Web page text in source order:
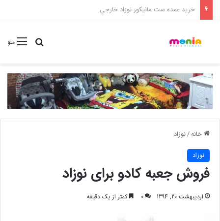
خرید شامپو سر و بدن 500 میل کودک موستلا
منوجستجو
خانه/نوزاد
نوزاد
فروش جعبه کادو برای نوزاد
اردیبهشت 20, 1394 0 کمتر از یک دقیقه